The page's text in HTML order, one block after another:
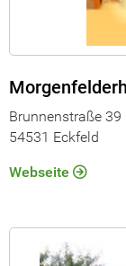
Brunnenstraße 39
54531 Eckfeld
Webseite